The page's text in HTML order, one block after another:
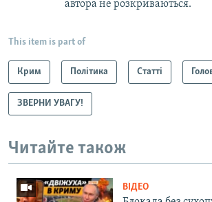
автора не розкриваються.
This item is part of
Крим Політика Статті
ЗВЕРНИ УВАГУ!
Читайте також
ВІДЕО